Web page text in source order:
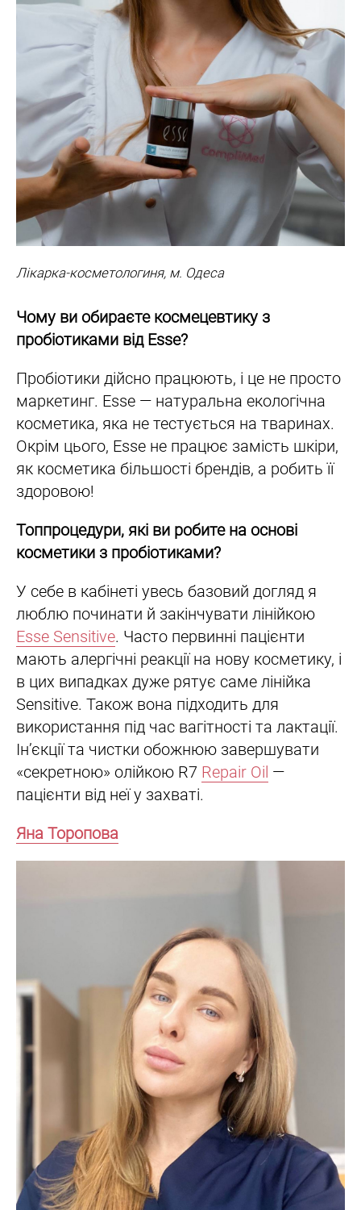
Лікарка-косметологиня, м. Одеса
Чому ви обираєте космецевтику з
пробіотиками від Esse?
Пробіотики дійсно працюють, і це не просто
маркетинг. Esse — натуральна екологічна
косметика, яка не тестується на тваринах.
Окрім цього, Esse не працює замість шкіри,
як косметика більшості брендів, а робить її
здоровою!
Топпроцедури, які ви робите на основі
косметики з пробіотиками?
У себе в кабінеті увесь базовий догляд я
люблю починати й закінчувати лінійкою
Esse Sensitive. Часто первинні пацієнти
мають алергічні реакції на нову косметику, і
в цих випадках дуже рятує саме лінійка
Sensitive. Також вона підходить для
використання під час вагітності та лактації.
Ін’єкції та чистки обожнюю завершувати
«секретною» олійкою R7 Repair Oil —
пацієнти від неї у захваті.
Яна Торопова